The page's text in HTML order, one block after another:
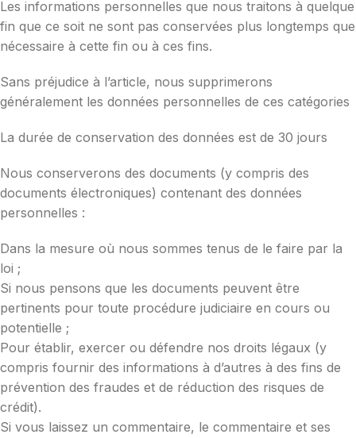
Les informations personnelles que nous traitons à quelque
fin que ce soit ne sont pas conservées plus longtemps que
nécessaire à cette fin ou à ces fins.
Sans préjudice à l’article, nous supprimerons
généralement les données personnelles de ces catégories
La durée de conservation des données est de 30 jours
Nous conserverons des documents (y compris des
documents électroniques) contenant des données
personnelles :
Dans la mesure où nous sommes tenus de le faire par la
loi ;
Si nous pensons que les documents peuvent être
pertinents pour toute procédure judiciaire en cours ou
potentielle ;
Pour établir, exercer ou défendre nos droits légaux (y
compris fournir des informations à d’autres à des fins de
prévention des fraudes et de réduction des risques de
crédit).
Si vous laissez un commentaire, le commentaire et ses